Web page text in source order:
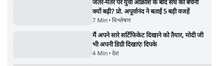
रहे, राहुल गांधी के बयान से छिड़ी नई बहस
6 Min•वक़्त-बेवक़्त
स्वायत्तता पर भी अब मंडरा रहा ख़तरा?
8 Min•विश्लेषण